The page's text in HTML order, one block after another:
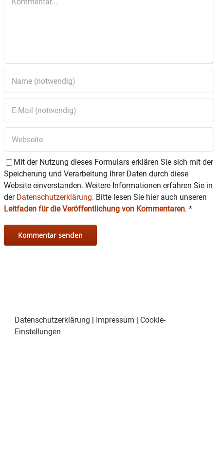
Mit der Nutzung dieses Formulars erklären Sie sich mit der
Speicherung und Verarbeitung Ihrer Daten durch diese
Website einverstanden. Weitere Informationen erfahren Sie in
der Datenschutzerklärung. Bitte lesen Sie hier auch unseren
Leitfaden für die Veröffentlichung von Kommentaren. *
Datenschutzerklärung | Impressum | Cookie-
Einstellungen